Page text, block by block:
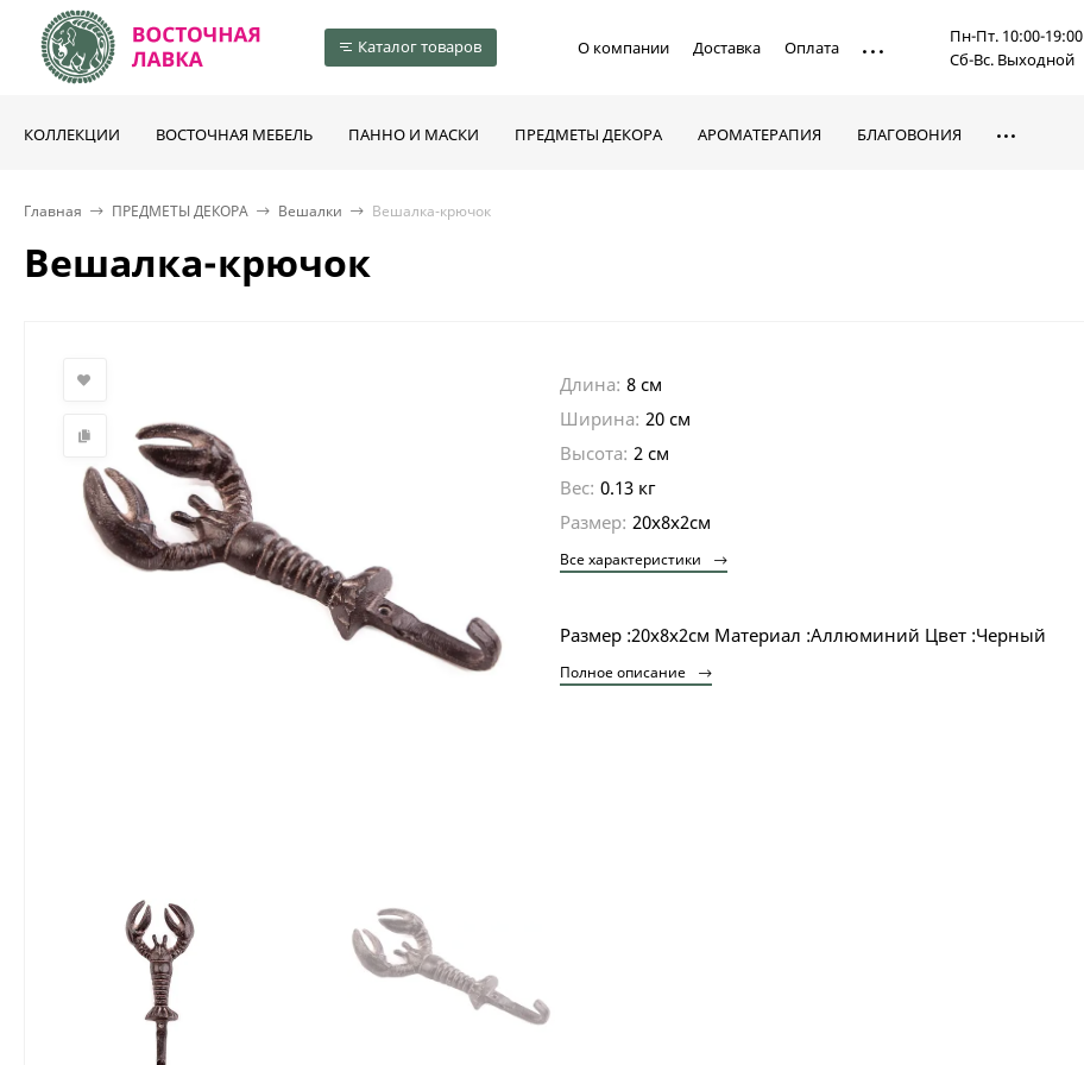
Каталог товаров О компании Доставка Оплата
Пн-Пт. 10:00-19:00
Сб-Вс. Выходной
КОЛЛЕКЦИИ ВОСТОЧНАЯ МЕБЕЛЬ ПАННО И МАСКИ ПРЕДМЕТЫ ДЕКОРА АРОМАТЕРАПИЯ БЛАГОВОНИЯ
Главная ПРЕДМЕТЫ ДЕКОРА Вешалки Вешалка-крючок
Вешалка-крючок
Длина: 8 см
Ширина: 20 см
Высота: 2 см
Вес: 0.13 кг
Размер: 20х8х2см
Все характеристики
Размер :20х8х2см Материал :Аллюминий Цвет :Черный
Полное описание